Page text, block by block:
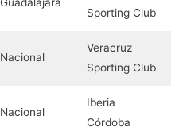
Sporting Club
Nacional
Veracruz
Sporting Club
Nacional
Iberia
Córdoba